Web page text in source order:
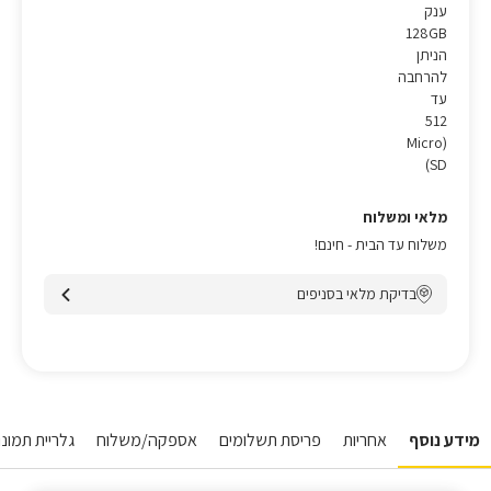
ענק
128GB
הניתן
להרחבה
עד
512
(Micro
SD)
מלאי ומשלוח
משלוח עד הבית - חינם!
בדיקת מלאי בסניפים
מידע נוסף אחריות פריסת תשלומים אספקה/משלוח גלריית